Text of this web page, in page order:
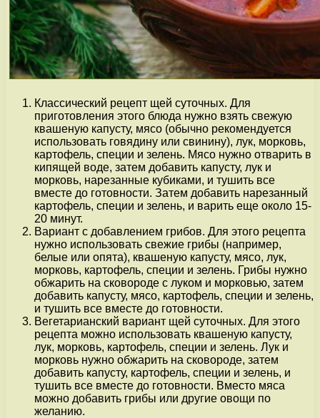
Классический рецепт щей суточных. Для
приготовления этого блюда нужно взять свежую
квашеную капусту, мясо (обычно рекомендуется
использовать говядину или свинину), лук, морковь,
картофель, специи и зелень. Мясо нужно отварить в
кипящей воде, затем добавить капусту, лук и
морковь, нарезанные кубиками, и тушить все
вместе до готовности. Затем добавить нарезанный
картофель, специи и зелень, и варить еще около 15-
20 минут.
Вариант с добавлением грибов. Для этого рецепта
нужно использовать свежие грибы (например,
белые или опята), квашеную капусту, мясо, лук,
морковь, картофель, специи и зелень. Грибы нужно
обжарить на сковороде с луком и морковью, затем
добавить капусту, мясо, картофель, специи и зелень,
и тушить все вместе до готовности.
Вегетарианский вариант щей суточных. Для этого
рецепта можно использовать квашеную капусту,
лук, морковь, картофель, специи и зелень. Лук и
морковь нужно обжарить на сковороде, затем
добавить капусту, картофель, специи и зелень, и
тушить все вместе до готовности. Вместо мяса
можно добавить грибы или другие овощи по
желанию.